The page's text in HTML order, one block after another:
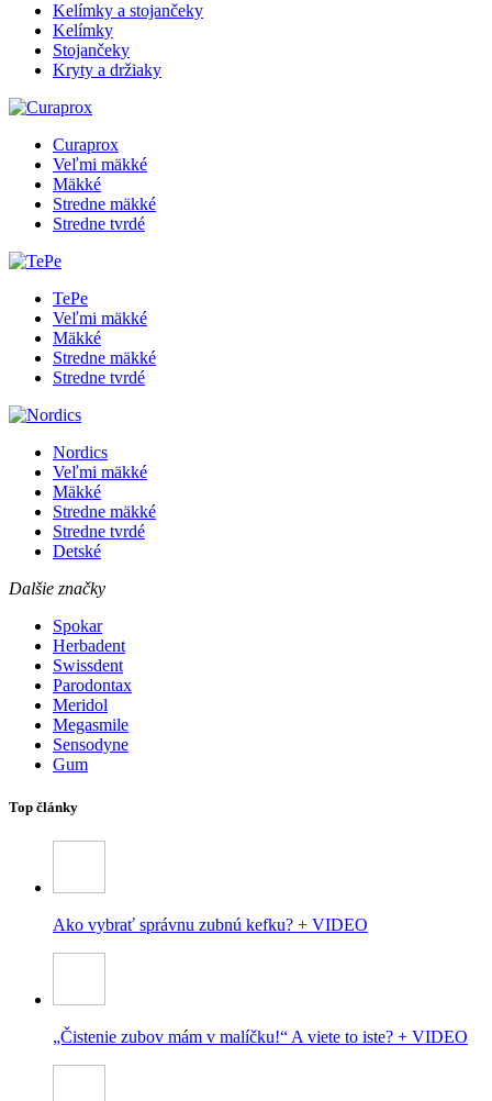
Kelímky a stojančeky
Kelímky
Stojančeky
Kryty a držiaky
Curaprox
Veľmi mäkké
Mäkké
Stredne mäkké
Stredne tvrdé
TePe
Veľmi mäkké
Mäkké
Stredne mäkké
Stredne tvrdé
Nordics
Veľmi mäkké
Mäkké
Stredne mäkké
Stredne tvrdé
Detské
Dalšie značky
Spokar
Herbadent
Swissdent
Parodontax
Meridol
Megasmile
Sensodyne
Gum
Top články
Ako vybrať správnu zubnú kefku? + VIDEO
„Čistenie zubov mám v malíčku!“ A viete to iste? + VIDEO